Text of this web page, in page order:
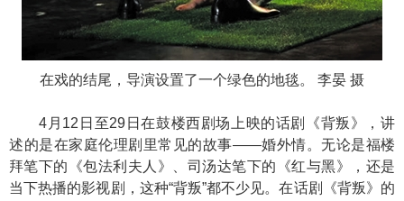
在戏的结尾，导演设置了一个绿色的地毯。 李晏 摄
4月12日至29日在鼓楼西剧场上映的话剧《背叛》，讲
述的是在家庭伦理剧里常见的故事——婚外情。无论是福楼
拜笔下的《包法利夫人》、司汤达笔下的《红与黑》，还是
当下热播的影视剧，这种“背叛”都不少见。在话剧《背叛》的